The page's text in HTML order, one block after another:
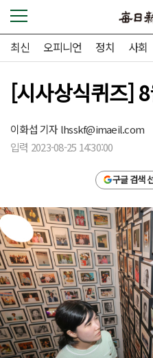
최신 오피니언 정치 사회
[시사상식퀴즈]
이화섭 기자lhsskf@imaeil.com
입력 2023-08-25 14:30:00
구글 검색